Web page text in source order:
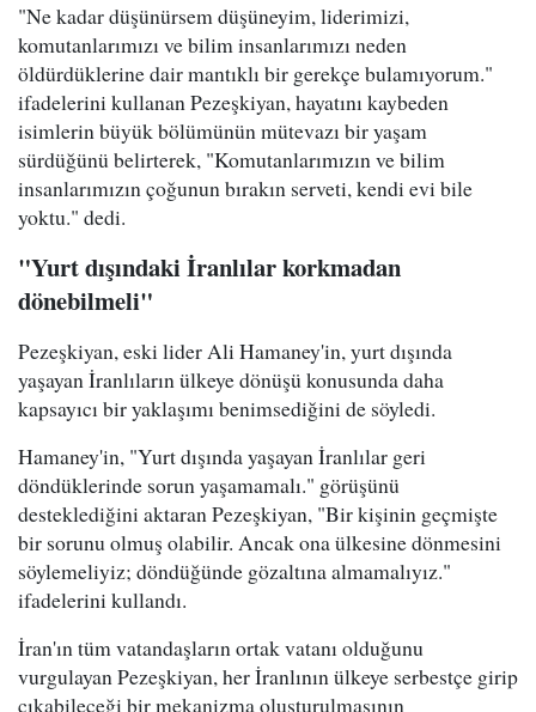
"Ne kadar düşünürsem düşüneyim, liderimizi,
komutanlarımızı ve bilim insanlarımızı neden
öldürdüklerine dair mantıklı bir gerekçe bulamıyorum."
ifadelerini kullanan Pezeşkiyan, hayatını kaybeden
isimlerin büyük bölümünün mütevazı bir yaşam
sürdüğünü belirterek, "Komutanlarımızın ve bilim
insanlarımızın çoğunun bırakın serveti, kendi evi bile
yoktu." dedi.
"Yurt dışındaki İranlılar korkmadan
dönebilmeli"
Pezeşkiyan, eski lider Ali Hamaney'in, yurt dışında
yaşayan İranlıların ülkeye dönüşü konusunda daha
kapsayıcı bir yaklaşımı benimsediğini de söyledi.
Hamaney'in, "Yurt dışında yaşayan İranlılar geri
döndüklerinde sorun yaşamamalı." görüşünü
desteklediğini aktaran Pezeşkiyan, "Bir kişinin geçmişte
bir sorunu olmuş olabilir. Ancak ona ülkesine dönmesini
söylemeliyiz; döndüğünde gözaltına almamalıyız."
ifadelerini kullandı.
İran'ın tüm vatandaşların ortak vatanı olduğunu
vurgulayan Pezeşkiyan, her İranlının ülkeye serbestçe girip
çıkabileceği bir mekanizma oluşturulmasının